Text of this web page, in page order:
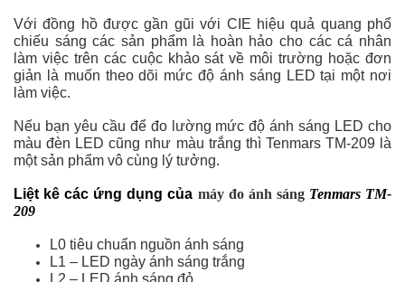
Với đồng hồ được gần gũi với CIE hiệu quả quang phổ
chiếu sáng các sản phẩm là hoàn hảo cho các cá nhân
làm việc trên các cuộc khảo sát về môi trường hoặc đơn
giản là muốn theo dõi mức độ ánh sáng LED tại một nơi
làm việc.
Nếu bạn yêu cầu để đo lường mức độ ánh sáng LED cho
màu đèn LED cũng như màu trắng thì Tenmars TM-209 là
một sản phẩm vô cùng lý tưởng.
Liệt kê các ứng dụng của máy đo ánh sáng Tenmars TM-
209
L0 tiêu chuẩn nguồn ánh sáng
L1 – LED ngày ánh sáng trắng